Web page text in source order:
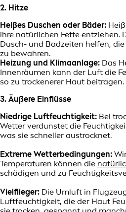
2. Hitze
Heißes Duschen oder Bäder:
ihre natürlichen Fette entziehen.
Dusch- und Badzeiten helfen,
zu bewahren.
Heizung und Klimaanlage: Das
Innenräumen kann der Luft die
so zu trockenerer Haut beitragen.
3. Äußere Einflüsse
Niedrige Luftfeuchtigkeit: Bei
Wetter verdunstet die
was sie schneller austrocknet.
Extreme Wetterbedingungen:
Temperaturen können die
schädigen und zu
Vielflieger: Die Umluft in
Luftfeuchtigkeit, die der Haut